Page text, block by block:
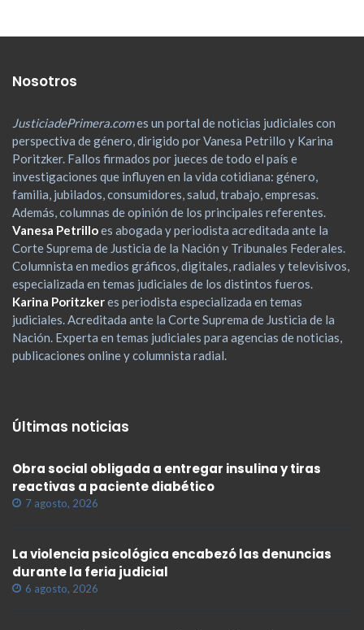
Nosotros
JusticiadePrimera.comes un portal de noticias judiciales con
perspectiva de género, dirigido por Vanesa Petrillo y Karina
Poritzker. Fallos firmados por jueces de todo el país e
investigaciones que influyen en la vida cotidiana: género,
familia, jubilados, consumidores, salud, trabajo, empresas.
Además, columnas de opinión de los principales referentes.
Vanesa Petrilloes abogada y periodista acreditada ante la
Corte Suprema de Justicia de la Nación y Tribunales Federales.
Columnista en medios gráficos, digitales, radiales y televisivos,
especializada en temas judiciales de los distintos fueros.
Karina Poritzkeres periodista especializada en temas
judiciales. Acreditada ante la Corte Suprema de Justicia de la
Nación. Experta en temas judiciales para agencias de noticias,
publicaciones online y columnista radial.
Últimas noticias
Obra social obligada a entregar insulina y tiras
reactivas a paciente diabético
7 agosto, 2026
La violencia psicológica encabezó las denuncias
durante la feria judicial
6 agosto, 2026